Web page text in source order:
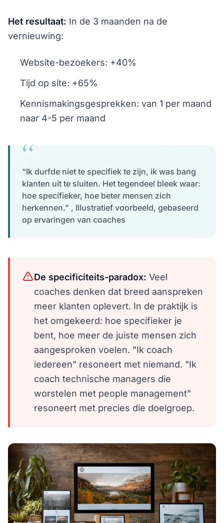
Het resultaat: In de 3 maanden na de
vernieuwing:
Website-bezoekers: +40%
Tijd op site: +65%
Kennismakingsgesprekken: van 1 per maand
naar 4-5 per maand
“Ik durfde niet te specifiek te zijn, ik was bang
klanten uit te sluiten. Het tegendeel bleek waar:
hoe specifieker, hoe beter mensen zich
herkennen.” , Illustratief voorbeeld, gebaseerd
op ervaringen van coaches
De specificiteits-paradox: Veel
coaches denken dat breed aanspreken
meer klanten oplevert. In de praktijk is
het omgekeerd: hoe specifieker je
bent, hoe meer de juiste mensen zich
aangesproken voelen. "Ik coach
iedereen" resoneert met niemand. "Ik
coach technische managers die
worstelen met people management"
resoneert met precies die doelgroep.